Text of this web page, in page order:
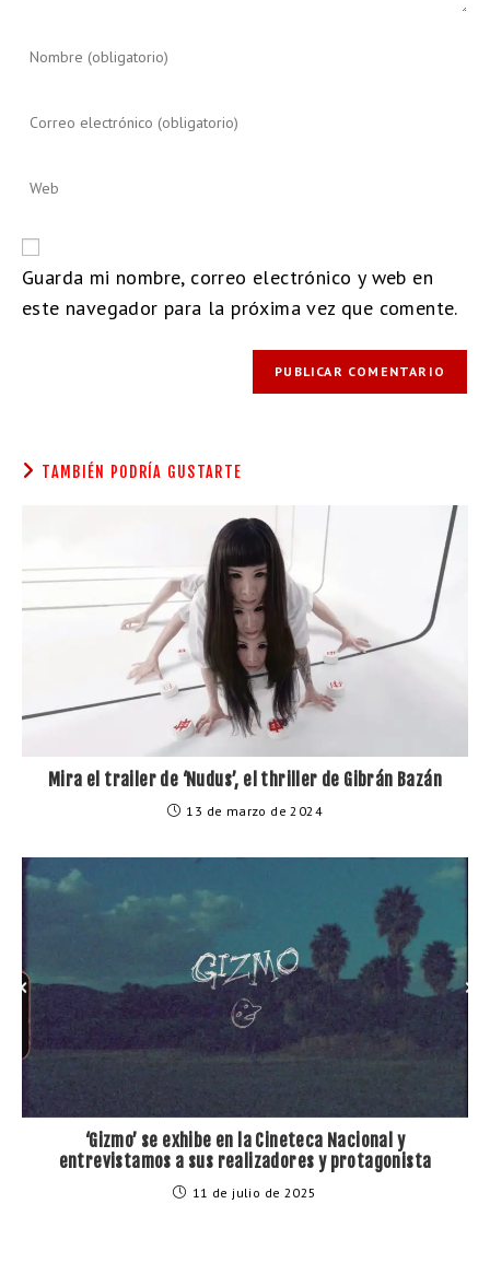
Guarda mi nombre, correo electrónico y web en
este navegador para la próxima vez que comente.
TAMBIÉN PODRÍA GUSTARTE
Mira el trailer de ‘Nudus’, el thriller de Gibrán Bazán
13 de marzo de 2024
‘Gizmo’ se exhibe en la Cineteca Nacional y
entrevistamos a sus realizadores y protagonista
11 de julio de 2025